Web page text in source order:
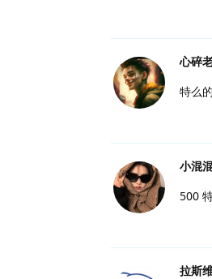
心碎
特么
小混
500
拉斯